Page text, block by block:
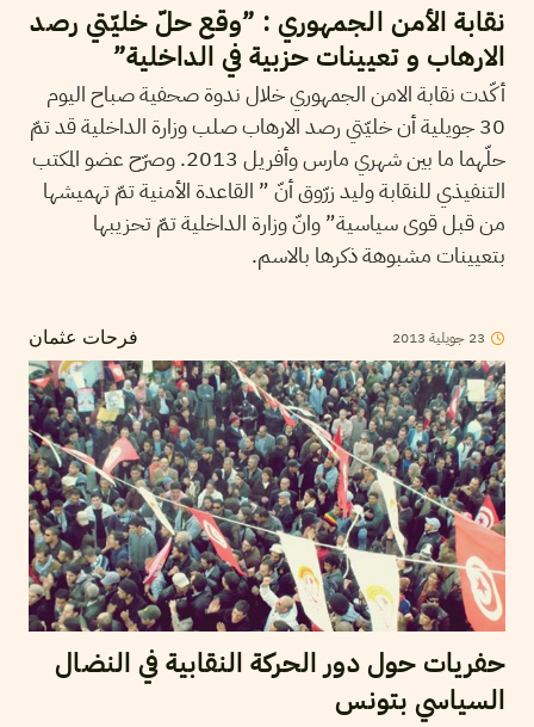
نقابة الأمن الجمهوري : ”وقع حلّ خليّتي رصد
الارهاب و تعيينات حزبية في الداخلية”
أكّدت نقابة الامن الجمهوري خلال ندوة صحفية صباح اليوم
30 جويلية أن خليّتي رصد الارهاب صلب وزارة الداخلية قد تمّ
حلّهما ما بين شهري مارس وأفريل 2013. وصرّح عضو المكتب
التنفيذي للنقابة وليد زرّوق أنّ ” القاعدة الأمنية تمّ تهميشها
من قبل قوى سياسية” وانّ وزارة الداخلية تمّ تحزيبها
بتعيينات مشبوهة ذكرها بالاسم.
فرحات عثمان 23 جويلية 2013
حفريات حول دور الحركة النقابية في النضال
السياسي بتونس